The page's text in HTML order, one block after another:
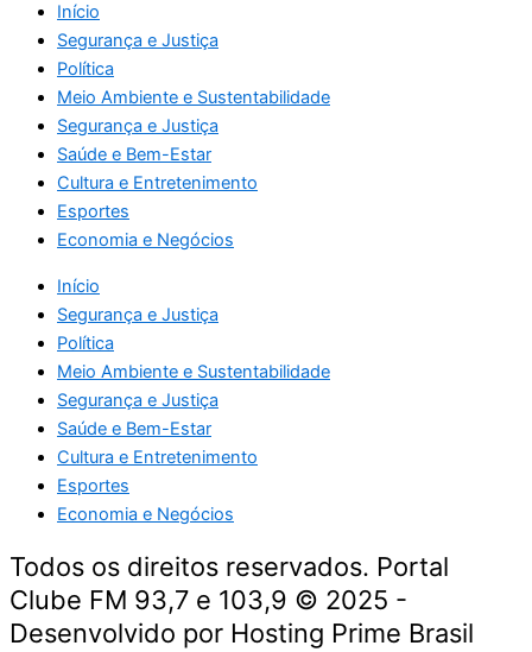
Início
Segurança e Justiça
Política
Meio Ambiente e Sustentabilidade
Segurança e Justiça
Saúde e Bem-Estar
Cultura e Entretenimento
Esportes
Economia e Negócios
Início
Segurança e Justiça
Política
Meio Ambiente e Sustentabilidade
Segurança e Justiça
Saúde e Bem-Estar
Cultura e Entretenimento
Esportes
Economia e Negócios
Todos os direitos reservados. Portal
Clube FM 93,7 e 103,9 © 2025 -
Desenvolvido por Hosting Prime Brasil